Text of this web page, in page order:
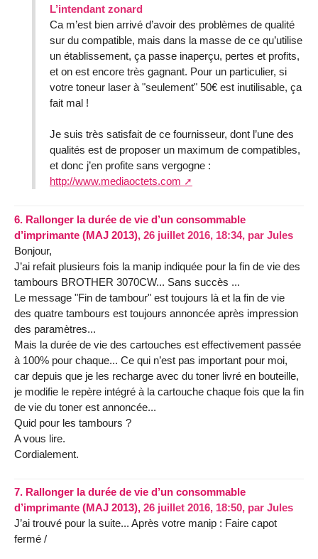
L’intendant zonard
Ca m’est bien arrivé d’avoir des problèmes de qualité
sur du compatible, mais dans la masse de ce qu’utilise
un établissement, ça passe inaperçu, pertes et profits,
et on est encore très gagnant. Pour un particulier, si
votre toneur laser à "seulement" 50€ est inutilisable, ça
fait mal !
Je suis très satisfait de ce fournisseur, dont l’une des
qualités est de proposer un maximum de compatibles,
et donc j’en profite sans vergogne :
http://www.mediaoctets.com
6. Rallonger la durée de vie d’un consommable
d’imprimante (MAJ 2013), 26 juillet 2016, 18:34, par Jules
Bonjour,
J’ai refait plusieurs fois la manip indiquée pour la fin de vie des
tambours BROTHER 3070CW... Sans succès ...
Le message "Fin de tambour" est toujours là et la fin de vie
des quatre tambours est toujours annoncée après impression
des paramètres...
Mais la durée de vie des cartouches est effectivement passée
à 100% pour chaque... Ce qui n’est pas important pour moi,
car depuis que je les recharge avec du toner livré en bouteille,
je modifie le repère intégré à la cartouche chaque fois que la fin
de vie du toner est annoncée...
Quid pour les tambours ?
A vous lire.
Cordialement.
7. Rallonger la durée de vie d’un consommable
d’imprimante (MAJ 2013), 26 juillet 2016, 18:50, par Jules
J’ai trouvé pour la suite... Après votre manip : Faire capot
fermé /